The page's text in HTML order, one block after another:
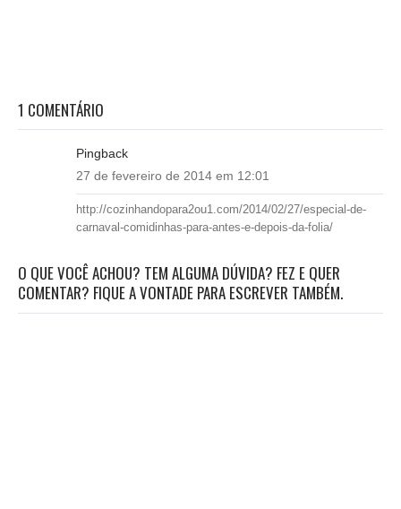
1 COMENTÁRIO
Pingback
27 de fevereiro de 2014 em 12:01
http://cozinhandopara2ou1.com/2014/02/27/especial-de-
carnaval-comidinhas-para-antes-e-depois-da-folia/
O QUE VOCÊ ACHOU? TEM ALGUMA DÚVIDA? FEZ E QUER
COMENTAR? FIQUE A VONTADE PARA ESCREVER TAMBÉM.